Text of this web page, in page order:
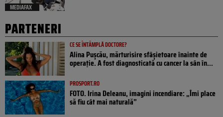
MEDIAFAX
PARTENERI
CE SE ÎNTÂMPLĂ DOCTORE?
Alina Pușcău, mărturisire sfâșietoare înainte de
operație. A fost diagnosticată cu cancer la sân în...
PROSPORT.RO
FOTO. Irina Deleanu, imagini incendiare: „Îmi place
să fiu cât mai naturală”